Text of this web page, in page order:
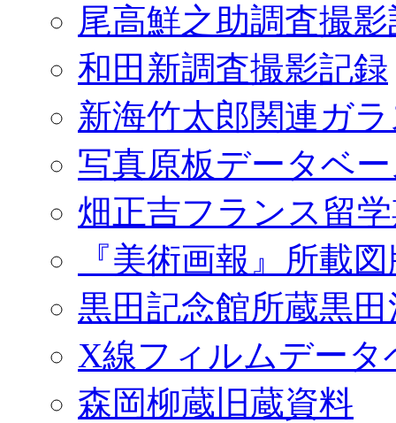
尾高鮮之助調査撮
和田新調査撮影記録
新海竹太郎関連ガ
写真原板データベ
畑正吉フランス留
『美術画報』所載
黒田記念館所蔵黒
X線フィルムデータ
森岡柳蔵旧蔵資料